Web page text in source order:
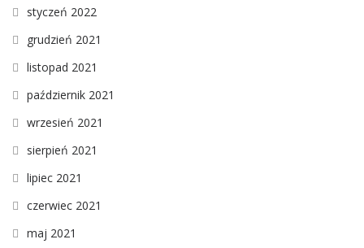
styczeń 2022
grudzień 2021
listopad 2021
październik 2021
wrzesień 2021
sierpień 2021
lipiec 2021
czerwiec 2021
maj 2021